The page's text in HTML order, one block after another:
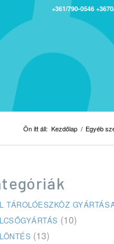
+361/790-0546
Ön itt áll: Kezdőlap / Egyéb
TÁROLÓESZKÖZ
(10)
(13)